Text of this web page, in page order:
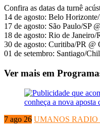
Confira as datas da turnê
14 de agosto: Belo
17 de agosto: São Paulo/SP
18 de agosto: Rio de Janeiro/
30 de agosto: Curitiba/PR @
01 de setembro: Santiago/
Ver mais em
7 ago 26 UMANOS RADIO